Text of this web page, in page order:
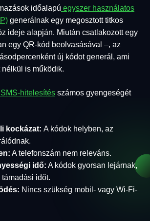
időalapú egyszer használatos
generálnak egy megosztott titkos
ideje alapján. Miután csatlakozott egy
egy QR-kód beolvasásával –, az
új kódot generál, ami
is működik.
SMS-hitelesítés számos gyengeségét
kockázat: A kódok helyben, az
A telefonszám nem releváns.
idő: A kódok gyorsan lejárnak,
időt.
Nincs szükség mobil- vagy Wi-Fi-